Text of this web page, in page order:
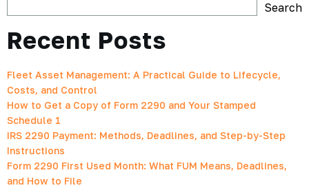
Search
Recent Posts
Fleet Asset Management: A Practical Guide to Lifecycle,
Costs, and Control
How to Get a Copy of Form 2290 and Your Stamped
Schedule 1
IRS 2290 Payment: Methods, Deadlines, and Step-by-Step
Instructions
Form 2290 First Used Month: What FUM Means, Deadlines,
and How to File